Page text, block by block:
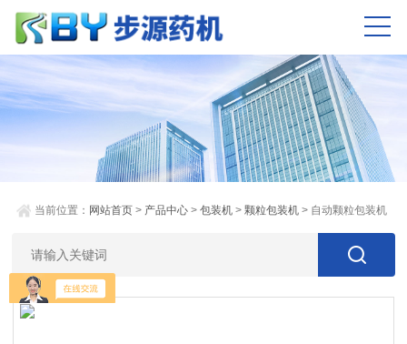
当前位置： 网站首页 > 产品中心 >包装机 >颗粒包装机 > 自动颗粒包装机